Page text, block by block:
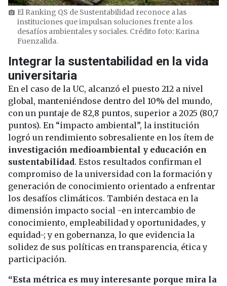
photo_camera El Ranking QS de Sustentabilidad reconoce a las
instituciones que impulsan soluciones frente a los
desafíos ambientales y sociales. Crédito foto: Karina
Fuenzalida.
Integrar la sustentabilidad en la vida
universitaria
En el caso de la UC, alcanzó el puesto 212 a nivel
global, manteniéndose dentro del 10% del mundo,
con un puntaje de 82,8 puntos, superior a 2025 (80,7
puntos). En “impacto ambiental”, la institución
logró un rendimiento sobresaliente en los ítem de
investigación medioambiental y educación en
sustentabilidad. Estos resultados confirman el
compromiso de la universidad con la formación y
generación de conocimiento orientado a enfrentar
los desafíos climáticos. También destaca en la
dimensión impacto social -en intercambio de
conocimiento, empleabilidad y oportunidades, y
equidad-; y en gobernanza, lo que evidencia la
solidez de sus políticas en transparencia, ética y
participación.
“Esta métrica es muy interesante porque mira la